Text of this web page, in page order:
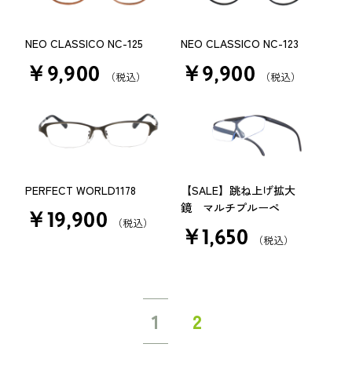
NEO CLASSICO NC-125
￥9,900 （税込）
NEO CLASSICO NC-123
￥9,900 （税込）
PERFECT WORLD1178
￥19,900 （税込）
【SALE】跳ね上げ拡大
鏡 マルチプルーペ
￥1,650 （税込）
1 2